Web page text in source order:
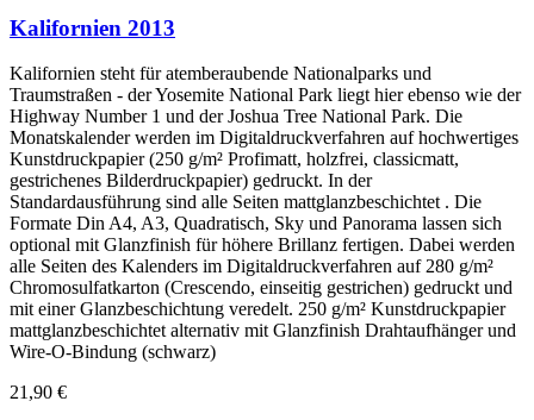
Kalifornien 2013
Kalifornien steht für atemberaubende Nationalparks und
Traumstraßen - der Yosemite National Park liegt hier ebenso wie der
Highway Number 1 und der Joshua Tree National Park. Die
Monatskalender werden im Digitaldruckverfahren auf hochwertiges
Kunstdruckpapier (250 g/m² Profimatt, holzfrei, classicmatt,
gestrichenes Bilderdruckpapier) gedruckt. In der
Standardausführung sind alle Seiten mattglanzbeschichtet . Die
Formate Din A4, A3, Quadratisch, Sky und Panorama lassen sich
optional mit Glanzfinish für höhere Brillanz fertigen. Dabei werden
alle Seiten des Kalenders im Digitaldruckverfahren auf 280 g/m²
Chromosulfatkarton (Crescendo, einseitig gestrichen) gedruckt und
mit einer Glanzbeschichtung veredelt. 250 g/m² Kunstdruckpapier
mattglanzbeschichtet alternativ mit Glanzfinish Drahtaufhänger und
Wire-O-Bindung (schwarz)
21,90 €